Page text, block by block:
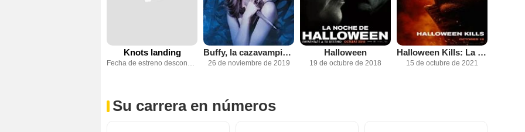
Knots landing Buffy, la cazavampiros
26 de noviembre de 2019
Halloween
19 de octubre de 2018
Halloween Kills: La Noche Aún No Termina
15 de octubre de 2021
Su carrera en números